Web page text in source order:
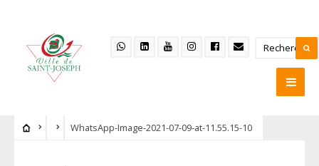
WhatsApp-Image-2021-07-09-at-11.55.15-10